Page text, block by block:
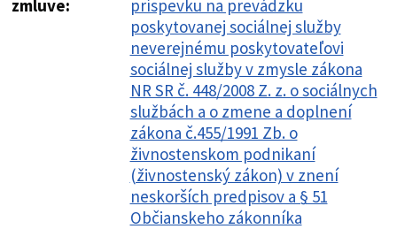
zmluve:
príspevku na prevádzku
poskytovanej sociálnej služby
neverejnému poskytovateľovi
sociálnej služby v zmysle zákona
NR SR č. 448/2008 Z. z. o sociálnych
službách a o zmene a doplnení
zákona č.455/1991 Zb. o
živnostenskom podnikaní
(živnostenský zákon) v znení
neskorších predpisov a § 51
Občianskeho zákonníka